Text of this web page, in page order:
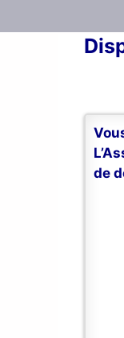
de